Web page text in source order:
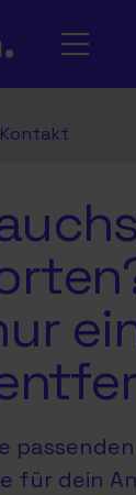
Kontakt
passenden
für dein